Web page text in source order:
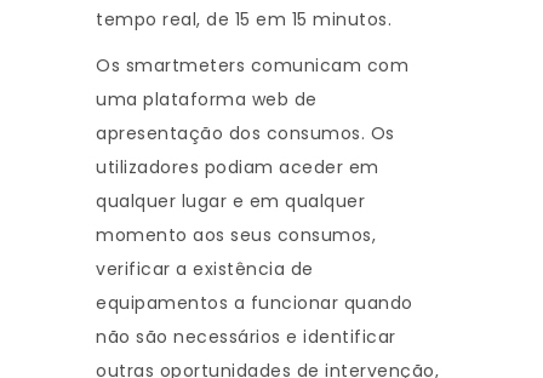
tempo real, de 15 em 15 minutos.
Os smartmeters comunicam com
uma plataforma web de
apresentação dos consumos. Os
utilizadores podiam aceder em
qualquer lugar e em qualquer
momento aos seus consumos,
verificar a existência de
equipamentos a funcionar quando
não são necessários e identificar
outras oportunidades de intervenção,